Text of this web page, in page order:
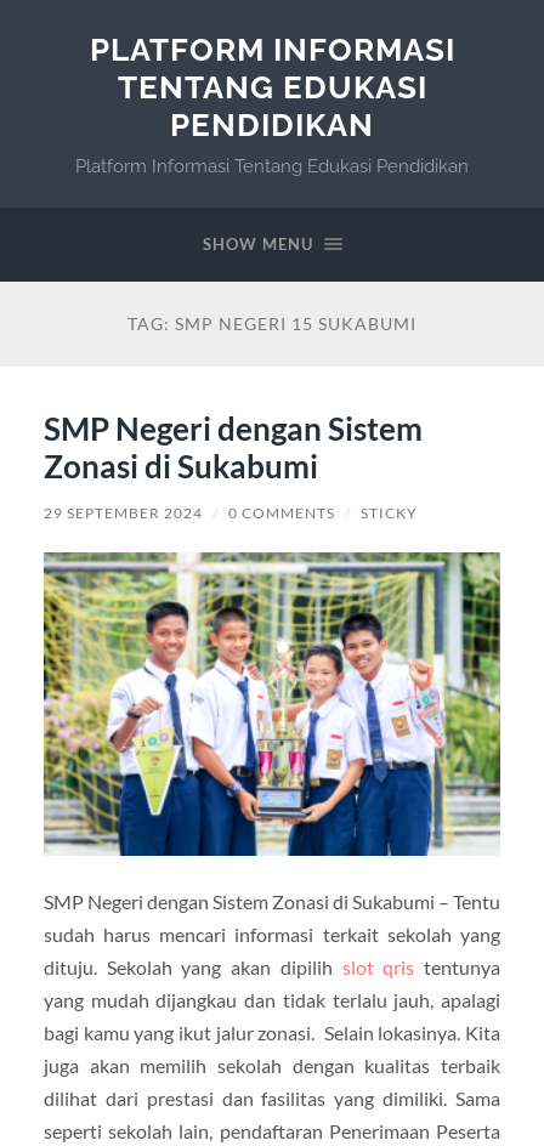
PLATFORM INFORMASI
TENTANG EDUKASI
PENDIDIKAN
Platform Informasi Tentang Edukasi Pendidikan
SHOW MENU
TAG: SMP NEGERI 15 SUKABUMI
SMP Negeri dengan Sistem
Zonasi di Sukabumi
29 SEPTEMBER 2024 / 0 COMMENTS / STICKY
SMP Negeri dengan Sistem Zonasi di Sukabumi – Tentu
sudah harus mencari informasi terkait sekolah yang
dituju. Sekolah yang akan dipilih slot qris tentunya
yang mudah dijangkau dan tidak terlalu jauh, apalagi
bagi kamu yang ikut jalur zonasi. Selain lokasinya. Kita
juga akan memilih sekolah dengan kualitas terbaik
dilihat dari prestasi dan fasilitas yang dimiliki. Sama
seperti sekolah lain, pendaftaran Penerimaan Peserta